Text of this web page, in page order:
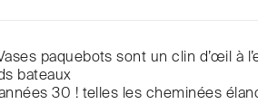
paquebots sont un clin d’œil à
bateaux
30 ! telles les cheminées